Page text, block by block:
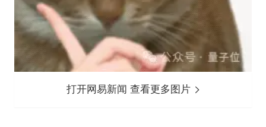
打开网易新闻 查看更多图片